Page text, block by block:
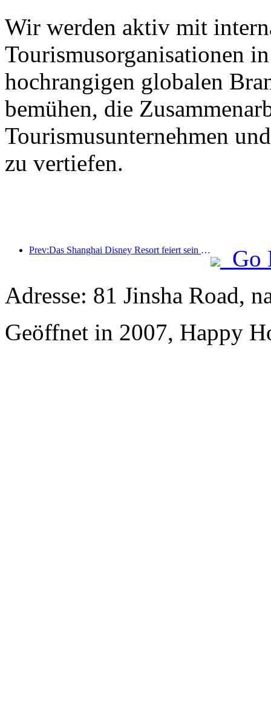
Wir werden aktiv mit
Tourismusorganisationen
hochrangigen globalen
bemühen, die
Tourismusunternehmen
zu vertiefen.
Prev:Das Shanghai Disney Resort feiert sein 10-jähriges Bestehen und hat bis heute über 100 Millionen Besucher empfangen.
Go
Adresse: 81 Jinsha Road,
Geöffnet in 2007, Happy